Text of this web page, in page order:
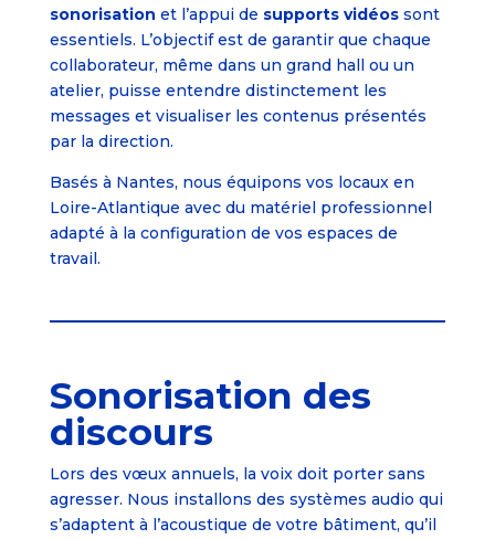
sonorisation et l’appui de supports vidéossont
essentiels. L’objectif est de garantir que chaque
collaborateur, même dans un grand hall ou un
atelier, puisse entendre distinctement les
messages et visualiser les contenus présentés
par la direction.
Basés à Nantes, nous équipons vos locaux en
Loire-Atlantique avec du matériel professionnel
adapté à la configuration de vos espaces de
travail.
Sonorisation des
discours
Lors des vœux annuels, la voix doit porter sans
agresser. Nous installons des systèmes audio qui
s’adaptent à l’acoustique de votre bâtiment, qu’il